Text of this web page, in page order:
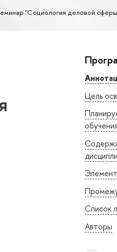
"Социология деловой
Цель
обучения
Список
Авторы